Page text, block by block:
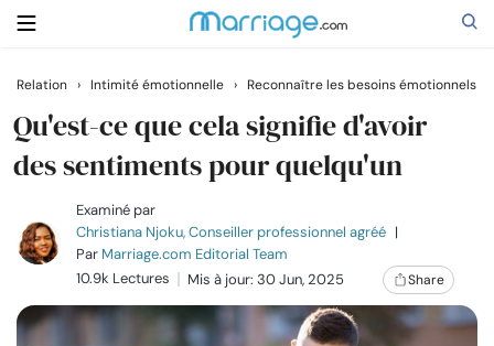
Rechercher
Se marier
Relations
Famille
Relation › Intimité émotionnelle › Reconnaître les besoins émotionnels
Qu'est-ce que cela signifie d'avoir
des sentiments pour quelqu'un
Examiné par
Christiana Njoku, Conseiller professionnel agréé |
Par Marriage.com Editorial Team
10.9k Lectures
Mis à jour: 30 Jun, 2025 Share